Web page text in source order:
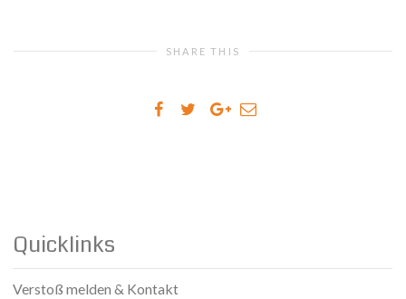
SHARE THIS
Quicklinks
Verstoß melden & Kontakt